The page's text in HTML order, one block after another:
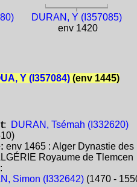
DURAN, Y (I357085)
env 1420
Y (I357084)(env 1445)
:
DURAN, Tsémah (I332620)
env 1465 : Alger Dynastie des
Royaume de Tlemcen
:
Simon (I332642)(1470 -